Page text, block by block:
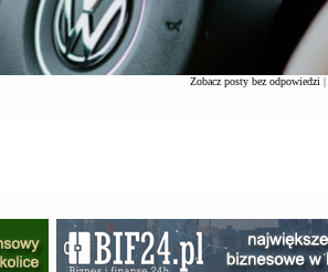
Zobacz posty bez odpowiedzi |